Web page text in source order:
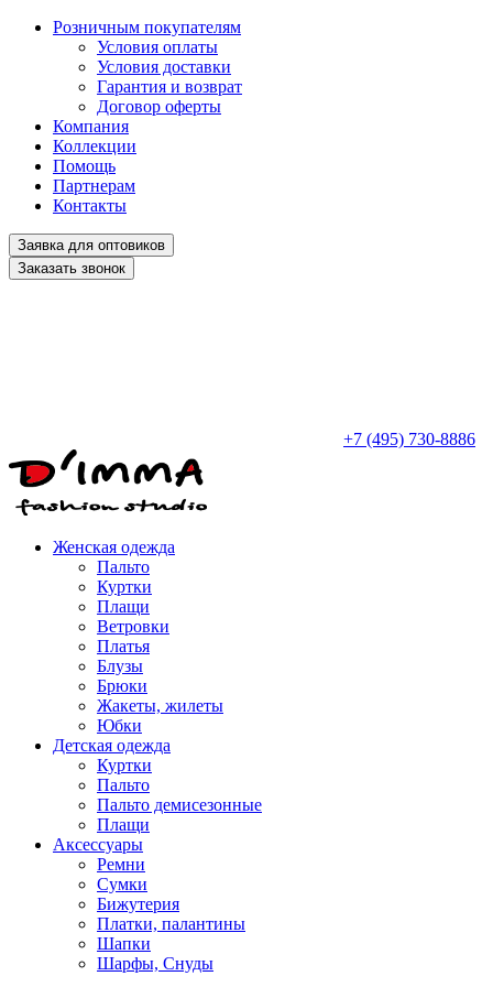
Розничным покупателям
Условия оплаты
Условия доставки
Гарантия и возврат
Договор оферты
Компания
Коллекции
Помощь
Партнерам
Контакты
Заявка для оптовиков
Заказать звонок
+7 (495) 730-8886
Женская одежда
Пальто
Куртки
Плащи
Ветровки
Платья
Блузы
Брюки
Жакеты, жилеты
Юбки
Детская одежда
Куртки
Пальто
Пальто демисезонные
Плащи
Аксессуары
Ремни
Сумки
Бижутерия
Платки, палантины
Шапки
Шарфы, Снуды